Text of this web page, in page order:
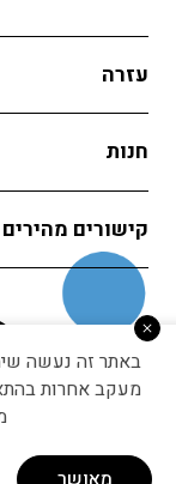
עזרה
חנות
קישורים מהירים
מעקב אחרות